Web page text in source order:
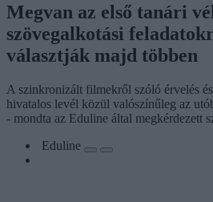
Megvan az első tanári
szövegalkotási
választják majd többen
A szinkronizált filmekről szóló érvelés
hivatalos levél közül valószínűleg az
- mondta az Eduline által megkérdezett
Eduline